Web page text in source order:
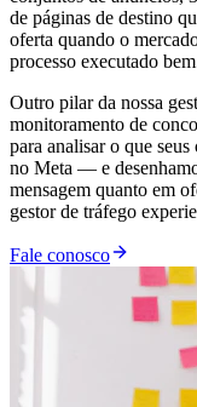
de páginas de destino
oferta quando o
processo executado
Outro pilar da nossa
monitoramento de
para analisar o que
no Meta — e
mensagem quanto em
gestor de tráfego
Fale conosco